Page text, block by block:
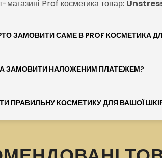
магазині Prof косметика товар:
ЗАМОВИТИ САМЕ В PROF КОСМЕТИКА
ЗАМОВИТИ НАЛОЖЕНИМ ПЛАТЕЖЕМ?
ПРАВИЛЬНУ КОСМЕТИКУ ДЛЯ ВАШОЇ